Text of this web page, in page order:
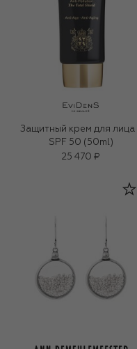
Защитный крем для лица
SPF 50 (50ml)
25 470 ₽